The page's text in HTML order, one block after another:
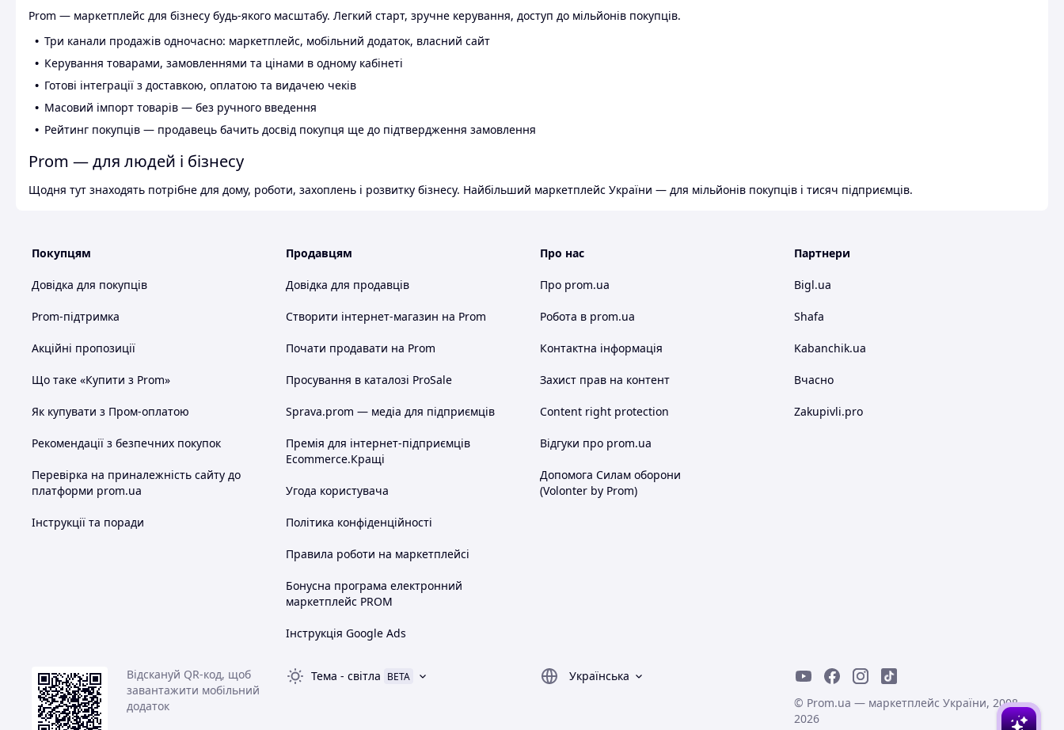
Prom — маркетплейс для бізнесу будь-якого масштабу. Легкий старт, зручне керування, доступ до мільйонів покупців.
Три канали продажів одночасно: маркетплейс, мобільний додаток, власний сайт
Керування товарами, замовленнями та цінами в одному кабінеті
Готові інтеграції з доставкою, оплатою та видачею чеків
Масовий імпорт товарів — без ручного введення
Рейтинг покупців — продавець бачить досвід покупця ще до підтвердження замовлення
Prom — для людей і бізнесу
Щодня тут знаходять потрібне для дому, роботи, захоплень і розвитку бізнесу. Найбільший маркетплейс України — для мільйонів покупців і тисяч підприємців.
Покупцям
Довідка для покупців
Prom-підтримка
Акційні пропозиції
Що таке «Купити з Prom»
Як купувати з Пром-оплатою
Рекомендації з безпечних покупок
Перевірка на приналежність сайту до
платформи prom.ua
Інструкції та поради
Продавцям
Довідка для продавців
Створити інтернет-магазин на Prom
Почати продавати на Prom
Просування в каталозі ProSale
Sprava.prom — медіа для підприємців
Премія для інтернет-підприємців
Ecommerce.Кращі
Угода користувача
Політика конфіденційності
Правила роботи на маркетплейсі
Бонусна програма електронний
маркетплейс PROM
Інструкція Google Ads
Про нас
Про prom.ua
Робота в prom.ua
Контактна інформація
Захист прав на контент
Content right protection
Відгуки про prom.ua
Допомога Силам оборони
(Volonter by Prom)
Партнери
Bigl.ua
Shafa
Kabanchik.ua
Вчасно
Zakupivli.pro
Відскануй QR-код, щоб
завантажити мобільний
додаток
Тема - світла BETA
Українська
© Prom.ua — маркетплейс України, 2008-
2026